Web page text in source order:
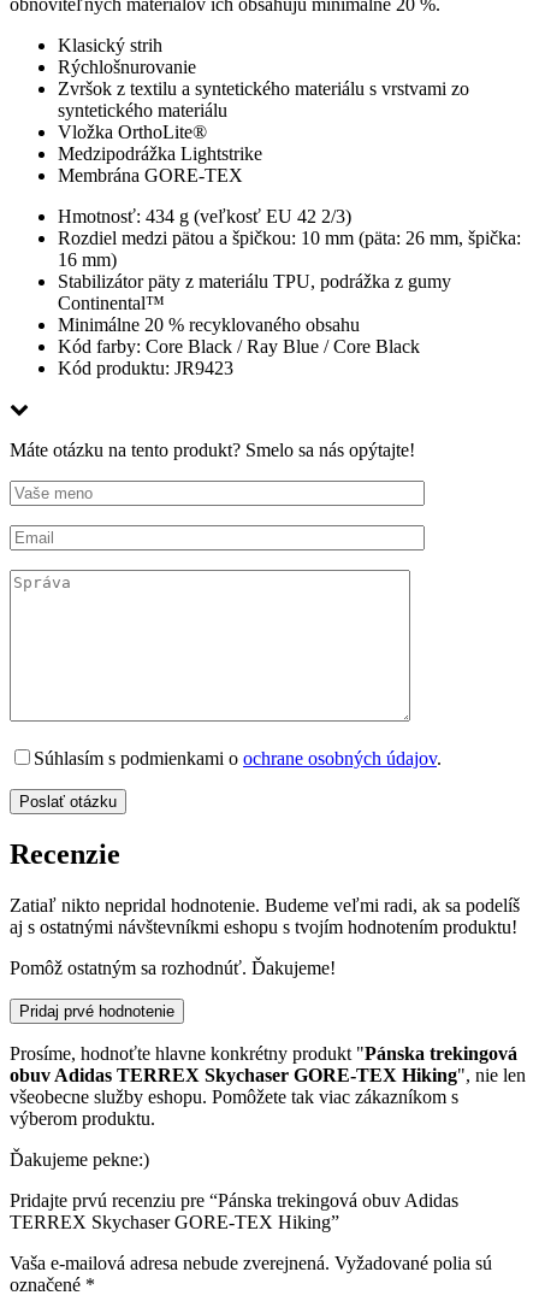
obnoviteľných materiálov ich obsahujú minimálne 20 %.
Klasický strih
Rýchlošnurovanie
Zvršok z textilu a syntetického materiálu s vrstvami zo
syntetického materiálu
Vložka OrthoLite®
Medzipodrážka Lightstrike
Membrána GORE-TEX
Hmotnosť: 434 g (veľkosť EU 42 2/3)
Rozdiel medzi pätou a špičkou: 10 mm (päta: 26 mm, špička:
16 mm)
Stabilizátor päty z materiálu TPU, podrážka z gumy
Continental™
Minimálne 20 % recyklovaného obsahu
Kód farby: Core Black / Ray Blue / Core Black
Kód produktu: JR9423
Máte otázku na tento produkt? Smelo sa nás opýtajte!
Súhlasím s podmienkami o ochrane osobných údajov.
Recenzie
Zatiaľ nikto nepridal hodnotenie. Budeme veľmi radi, ak sa podelíš
aj s ostatnými návštevníkmi eshopu s tvojím hodnotením produktu!
Pomôž ostatným sa rozhodnúť. Ďakujeme!
Pridaj prvé hodnotenie
Prosíme, hodnoťte hlavne konkrétny produkt "Pánska trekingová
obuv Adidas TERREX Skychaser GORE-TEX Hiking", nie len
všeobecne služby eshopu. Pomôžete tak viac zákazníkom s
výberom produktu.
Ďakujeme pekne:)
Pridajte prvú recenziu pre “Pánska trekingová obuv Adidas
TERREX Skychaser GORE-TEX Hiking”
Vaša e-mailová adresa nebude zverejnená. Vyžadované polia sú
označené *